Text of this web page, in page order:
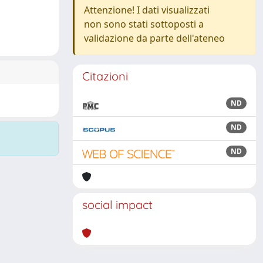
Attenzione! I dati visualizzati
non sono stati sottoposti a
validazione da parte dell'ateneo
Citazioni
ND
ND
ND
social impact